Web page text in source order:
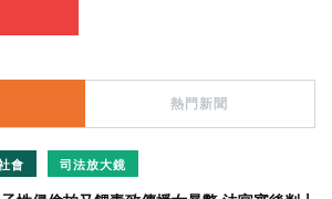
熱門新聞
會 司法放大鏡